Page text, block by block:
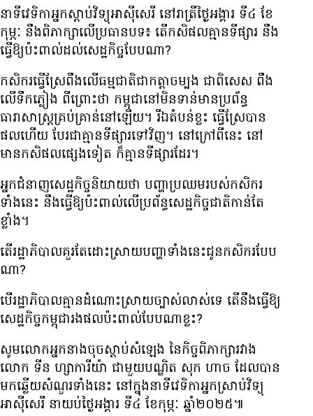
នាទី​វេទិកា​អ្នក​ស្ដាប់​វិទ្យុ​អាស៊ី​សេរី នៅ​រាត្រី​ថ្ងៃអង្គារ ទី៤ ខែ
កុម្ភៈ នឹង​ពិភាក្សា​លើ​ប្រធានបទ៖ តើ​កសិផល​គ្មាន​ទីផ្សារ នឹង​
ធ្វើ​ឱ្យ​ប៉ះពាល់​ដល់​សេដ្ឋកិច្ច​បែប​ណា?
កសិករ​ធ្វើស្រែ​ពឹង​លើ​ធម្មជាតិ​ជា​កត្តា​ចម្បង ជាពិសេស ពឹង​
លើទឹក​ភ្លៀង ពីព្រោះ​ថា កម្ពុជា​នៅ​មិន​ទាន់​មាន​ប្រព័ន្ធ​
ធារាសាស្ត្រ​គ្រប់គ្រាន់​នៅឡើយ។ រី​ឯ​តំបន់​ខ្លះ ធ្វើស្រែ​បាន​
ផល​ហើយ បែរ​ជា​គ្មាន​ទីផ្សារ​ទៅ​វិញ។ នៅ​ក្រៅ​ពី​នេះ នៅ​
មាន​កសិផល​ផ្សេង​ទៀត ក៏​គ្មាន​ទីផ្សារ​ដែរ។
អ្នក​ជំនាញ​សេដ្ឋកិច្ច​និយាយ​ថា បញ្ហា​ប្រឈម​របស់​កសិករ​
ទាំង​នេះ នឹង​ធ្វើ​ឱ្យ​ប៉ះពាល់​លើ​ប្រព័ន្ធ​សេដ្ឋកិច្ច​ជាតិ​កាន់តែ​
ខ្លាំង។
តើ​រដ្ឋាភិបាល​គួរតែ​ដោះស្រាយ​បញ្ហា​ទាំង​នេះ​ជូន​កសិករ​បែប​
ណា?
បើ​រដ្ឋាភិបាល​គ្មាន​ដំណោះស្រាយ​ច្បាស់លាស់​ទេ តើ​នឹង​ធ្វើ​ឱ្យ​
សេដ្ឋកិច្ច​កម្ពុជា​រង​ផល​ប៉ះពាល់​បែប​ណា​ខ្លះ?
សូម​លោក​អ្នក​នាង​ចុច​ស្ដាប់​សំឡេង នៃ​កិច្ច​ពិភាក្សា​រវាង​
លោក ទីន ហ្សាការីយ៉ា ជាមួយ​បណ្ឌិត សុក ហាច ដែល​បាន​
មក​ឆ្លើយ​សំណួរ​ទាំងនេះ នៅ​ក្នុង​នាទី​វេទិកា​អ្នក​ស្រាប់​វិទ្យុ​
អាស៊ី​សេរី នា​យប់​ថ្ងៃអង្គារ ទី៤ ខែកុម្ភៈ ឆ្នាំ២០២៥៕